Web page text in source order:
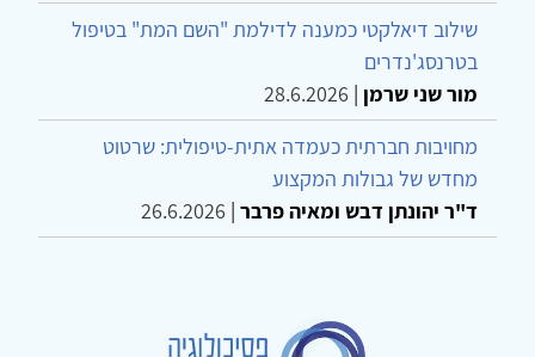
שילוב דיאלקטי כמענה לדילמת "השם המת" בטיפול
בטרנסג'נדרים
מור שני שרמן |
28.6.2026
מחויבות חברתית כעמדה אתית-טיפולית: שרטוט
מחדש של גבולות המקצוע
ד"ר יהונתן דבש ומאיה פרבר |
26.6.2026